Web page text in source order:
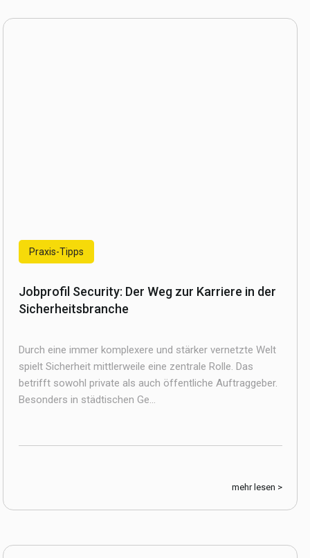
Praxis-Tipps
Jobprofil Security: Der Weg zur Karriere in der
Sicherheitsbranche
Durch eine immer komplexere und stärker vernetzte Welt
spielt Sicherheit mittlerweile eine zentrale Rolle. Das
betrifft sowohl private als auch öffentliche Auftraggeber.
Besonders in städtischen Ge...
mehr lesen >